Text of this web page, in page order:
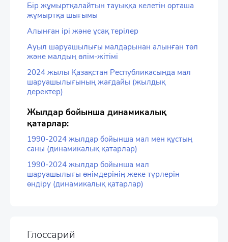
Бір жұмыртқалайтын тауыққа келетін орташа
жұмыртқа шығымы
Алынған ірі және ұсақ терілер
Ауыл шаруашылығы малдарынан алынған төл
және малдың өлім-жітімі
2024 жылы Қазақстан Республикасында мал
шаруашылығының жағдайы (жылдық
деректер)
Жылдар бойынша динамикалық
қатарлар:
1990-2024 жылдар бойынша мал мен құстың
саны (динамикалық қатарлар)
1990-2024 жылдар бойынша мал
шаруашылығы өнімдерінің жеке түрлерін
өндіру (динамикалық қатарлар)
Глоссарий